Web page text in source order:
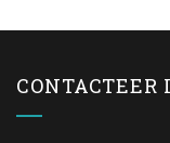
CONTACTEER